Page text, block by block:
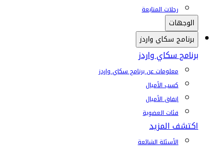
رحلات المتابعة
الوجهات
برنامج سكاي واردز
برنامج سكاي واردز
معلومات عن برنامج سكاي واردز
كسب الأميال
إنفاق الأميال
فئات العضوية
اكتشف المزيد
الأسئلة الشائعة